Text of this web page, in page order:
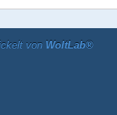
von WoltLab®